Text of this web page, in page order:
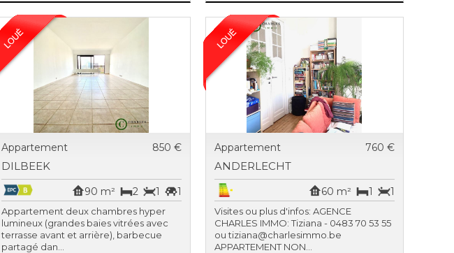
Appartement 850 €
DILBEEK
1
1
2
90 m²
Appartement deux chambres hyper
lumineux (grandes baies vitrées avec
terrasse avant et arrière), barbecue
partagé dan...
Appartement 760 €
ANDERLECHT
1
1
60 m²
Visites ou plus d'infos: AGENCE
CHARLES IMMO: Tiziana - 0483 70 53 55
ou tiziana@charlesimmo.be
APPARTEMENT NON...